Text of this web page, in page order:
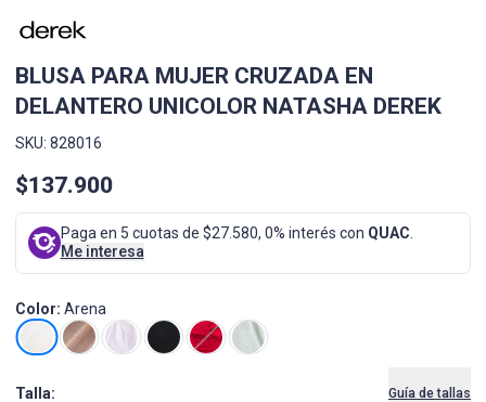
BLUSA PARA MUJER CRUZADA EN
DELANTERO UNICOLOR NATASHA DEREK
SKU: 828016
$137.900
Paga en 5 cuotas de $27.580, 0% interés con QUAC
Me interesa
Color: Arena
Talla: Guía de tallas